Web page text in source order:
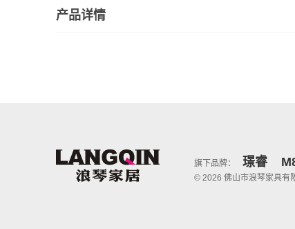
产品详情
旗下品牌： 璟睿
© 2026 佛山市浪琴家具有